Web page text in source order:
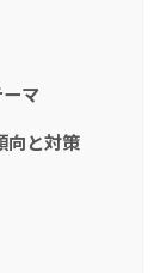
マ
向と対策